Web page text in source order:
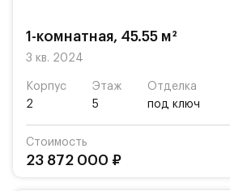
1-комнатная, 45.55 м²
3 кв. 2024
Корпус
2
Этаж
5
Отделка
под ключ
Стоимость
23 872 000 ₽